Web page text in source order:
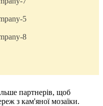
партнерів, щоб
з кам'яної мозаїки.